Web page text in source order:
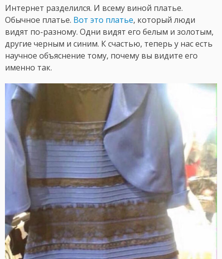
Интернет разделился. И всему виной платье.
Обычное платье. Вот это платье, который люди
видят по-разному. Одни видят его белым и золотым,
другие черным и синим. К счастью, теперь у нас есть
научное объяснение тому, почему вы видите его
именно так.